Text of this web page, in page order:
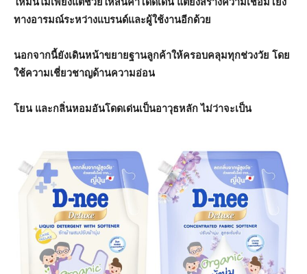
ทางอารมณ์ระหว่างแบรนด์และผู้ใช้งานอีกด้วย
นอกจากนี้ยังเดินหน้าขยายฐานลูกค้าให้ครอบคลุมทุกช่วงวัย โดย
ใช้ความเชี่ยวชาญด้านความอ่อน
โยน และกลิ่นหอมอันโดดเด่นเป็นอาวุธหลัก ไม่ว่าจะเป็น